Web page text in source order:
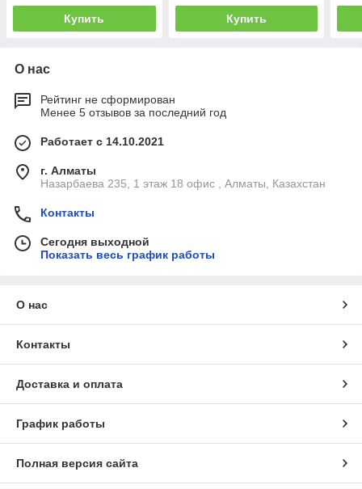
Купить Купить
О нас
Рейтинг не сформирован
Менее 5 отзывов за последний год
Работает с 14.10.2021
г. Алматы
Назарбаева 235, 1 этаж 18 офис , Алматы, Казахстан
Контакты
Сегодня выходной
Показать весь график работы
О нас
Контакты
Доставка и оплата
График работы
Полная версия сайта